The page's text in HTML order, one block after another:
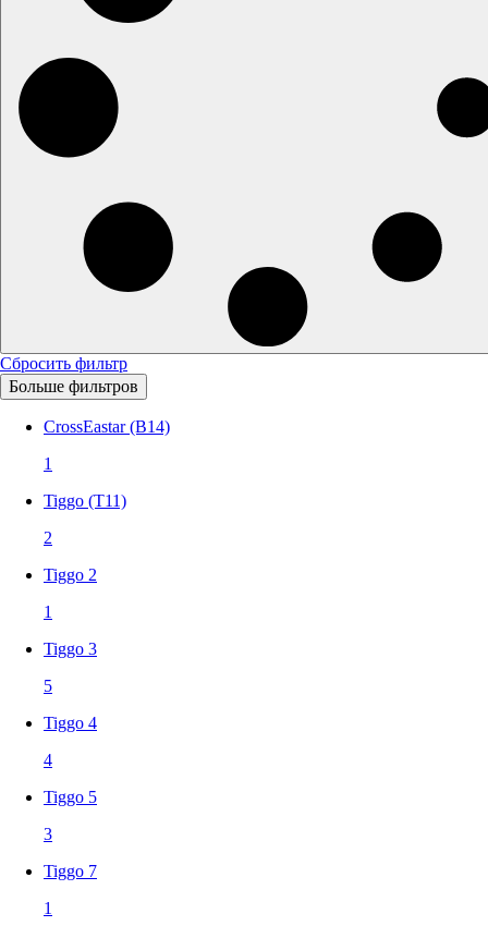
Сбросить фильтр
Больше фильтров
CrossEastar (B14)
1
Tiggo (T11)
2
Tiggo 2
1
Tiggo 3
5
Tiggo 4
4
Tiggo 5
3
Tiggo 7
1